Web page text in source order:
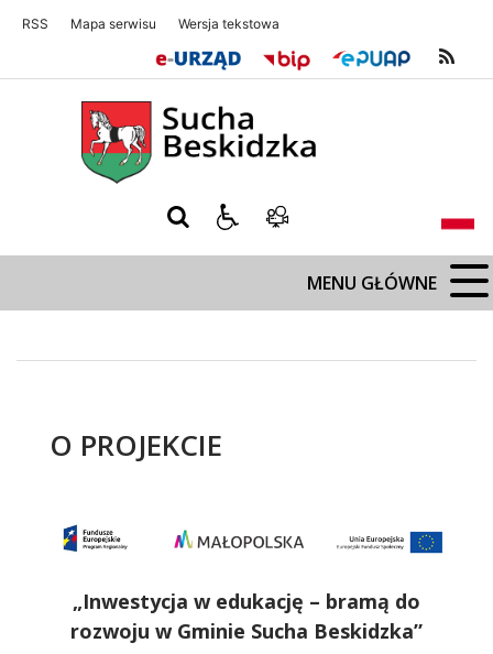
RSS Mapa serwisu Wersja tekstowa
Sucha Beskidzka
MENU GŁÓWNE
O PROJEKCIE
Treść
„Inwestycja w edukację – bramą do
rozwoju w Gminie Sucha Beskidzka”